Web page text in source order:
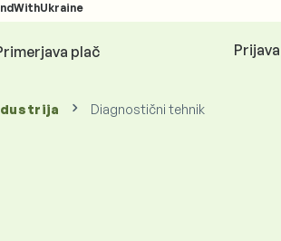
plač
Diagnostični tehnik